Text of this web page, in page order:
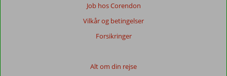
Job hos Corendon
Vilkår og betingelser
Forsikringer
Alt om din rejse